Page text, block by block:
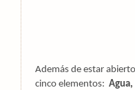
Además de estar
cinco elementos: